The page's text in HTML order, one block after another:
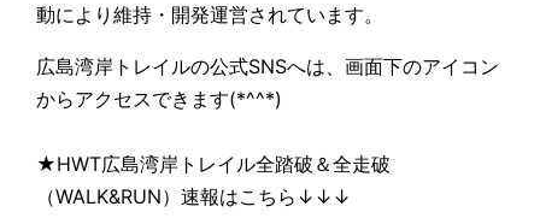
動により維持・開発運営されています。
広島湾岸トレイルの公式SNSへは、画面下のアイコン
からアクセスできます(*^^*)
★HWT広島湾岸トレイル全踏破＆全走破
（WALK&RUN）速報はこちら↓↓↓